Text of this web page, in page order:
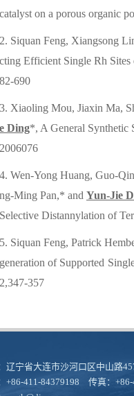
catalyst on a porous organic
2. Siquan Feng, Xiangsong
cting Efficient Single Rh
82-690
3. Xiaoling Mou, Jiaxin Ma,
e Ding*, A General Synthetic
2006076
4. Wen-Yong Huang, Guo-
ng-Ming Pan,* and Yun-Jie
Selective Distannylation of
5. Siquan Feng, Patrick
generation of Supported
2,347-357
辽宁省大连市沙河口区中山路
+86-411-84379198 传真：+86-